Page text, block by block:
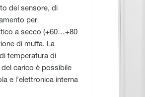
del sensore, di
per
a secco (+60…+80
di muffa. La
temperatura di
del carico è possibile
e l’elettronica interna